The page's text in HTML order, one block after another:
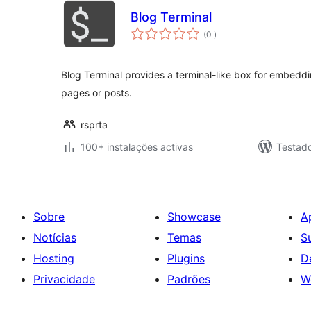
Blog Terminal
(0 classificações
)
Blog Terminal provides a terminal-like box for
pages or posts.
rsprta
100+ instalações activas
Sobre
Notícias
Hosting
Privacidade
Showcase
Temas
Plugins
Padrões